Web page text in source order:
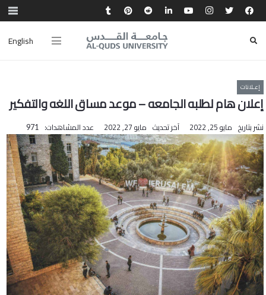
English
إعـلانات
إعلان هام لطلبه الجامعه – موعد مساق اللغه والتفكير
نشر بتاريخ مايو 25, 2022 آخر تحديث مايو 27, 2022 عدد المشاهدات: 971